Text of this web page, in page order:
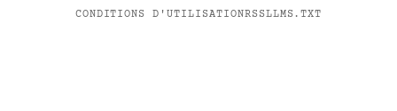
CONDITIONS D'UTILISATIONRSSLLMS.TXT